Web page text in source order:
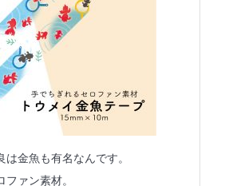
金魚も有名なんです。
ァン素材。